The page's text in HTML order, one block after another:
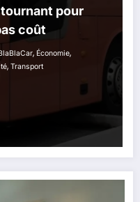
pour
coût
, Économie,
, Transport